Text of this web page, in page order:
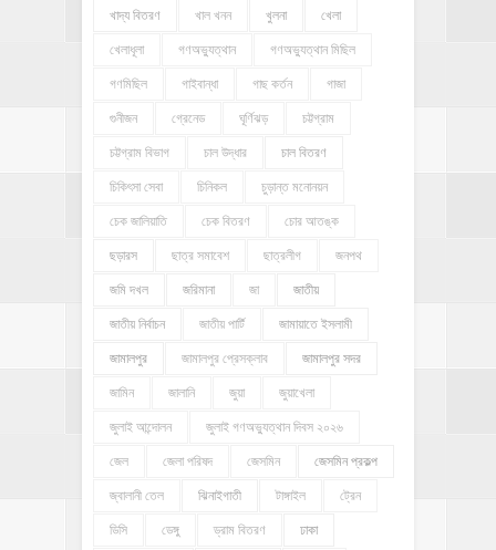
খাদ্য বিতরণ খাল খনন খুলনা খেলা
খেলাধূলা গণঅভ্যুত্থান গণঅভ্যুত্থান মিছিল
গণমিছিল গাইবান্ধা গাছ কর্তন গাজা
গুনীজন গ্রেনেড ঘূর্ণিঝড় চট্টগ্রাম
চট্টগ্রাম বিভাগ চাল উদ্ধার চাল বিতরণ
চিকিৎসা সেবা চিনিকল চুড়ান্ত মনোনয়ন
চেক জালিয়াতি চেক বিতরণ চোর আতঙ্ক
ছড়ারস ছাত্র সমাবেশ ছাত্রলীগ জনপথ
জমি দখল জরিমানা জা জাতীয়
জাতীয় নির্বাচন জাতীয় পার্টি জামায়াতে ইসলামী
জামালপুর জামালপুর প্রেসক্লাব জামালপুর সদর
জামিন জালানি জুয়া জুয়াখেলা
জুলাই আন্দোলন জুলাই গণঅভ্যুত্থান দিবস ২০২৬
জেল জেলা পরিষদ জেসমিন জেসমিন প্রকল্প
জ্বালানী তেল ঝিনাইগাতী টাঙ্গাইল ট্রেন
ডিসি ডেঙ্গু ড্রাম বিতরণ ঢাকা